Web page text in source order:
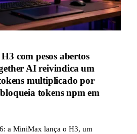
com pesos abertos
AI reivindica um
multiplicado por
tokens npm em
a MiniMax lança o H3, um